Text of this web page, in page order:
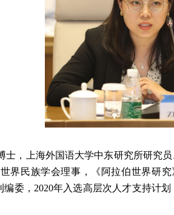
士，上海外国语大学中东研究所研究
界民族学会理事，《阿拉伯世界研
编委， 2020年入选高层次人才支持计